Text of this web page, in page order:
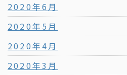
2020年6月
2020年5月
2020年4月
2020年3月